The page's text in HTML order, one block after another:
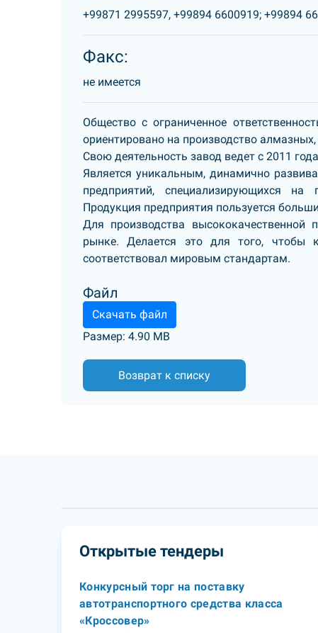
+99871 2995597, +99894 6600919; +99894
Факс:
не имеется
Общество с ограниченное
ориентировано на производство
Свою деятельность завод ведет с 2011
Является уникальным, динамично
предприятий, специализирующихся
Продукция предприятия пользуется
Для производства
рынке. Делается это для того, чтобы
соответствовал мировым стандартам.
Файл
Скачать файл
Размер: 4.90 MB
Возврат к списку
Открытые тендеры
Конкурсный торг на поставку
автотранспортного средства класса
«Кроссовер»